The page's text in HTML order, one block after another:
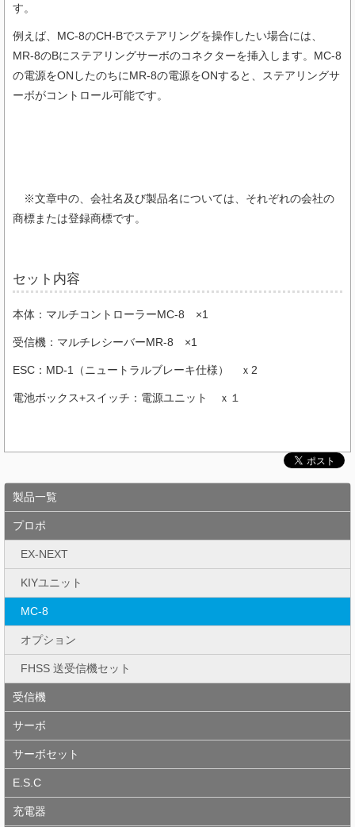
す。
例えば、MC-8のCH-Bでステアリングを操作したい場合には、
MR-8のBにステアリングサーボのコネクターを挿入します。MC-8
の電源をONしたのちにMR-8の電源をONすると、ステアリングサ
ーボがコントロール可能です。
※文章中の、会社名及び製品名については、それぞれの会社の
商標または登録商標です。
セット内容
本体：マルチコントローラーMC-8 ×1
受信機：マルチレシーバーMR-8 ×1
ESC：MD-1（ニュートラルブレーキ仕様） ｘ2
電池ボックス+スイッチ：電源ユニット ｘ１
製品一覧
プロポ
EX-NEXT
KIYユニット
MC-8
オプション
FHSS 送受信機セット
受信機
サーボ
サーボセット
E.S.C
充電器